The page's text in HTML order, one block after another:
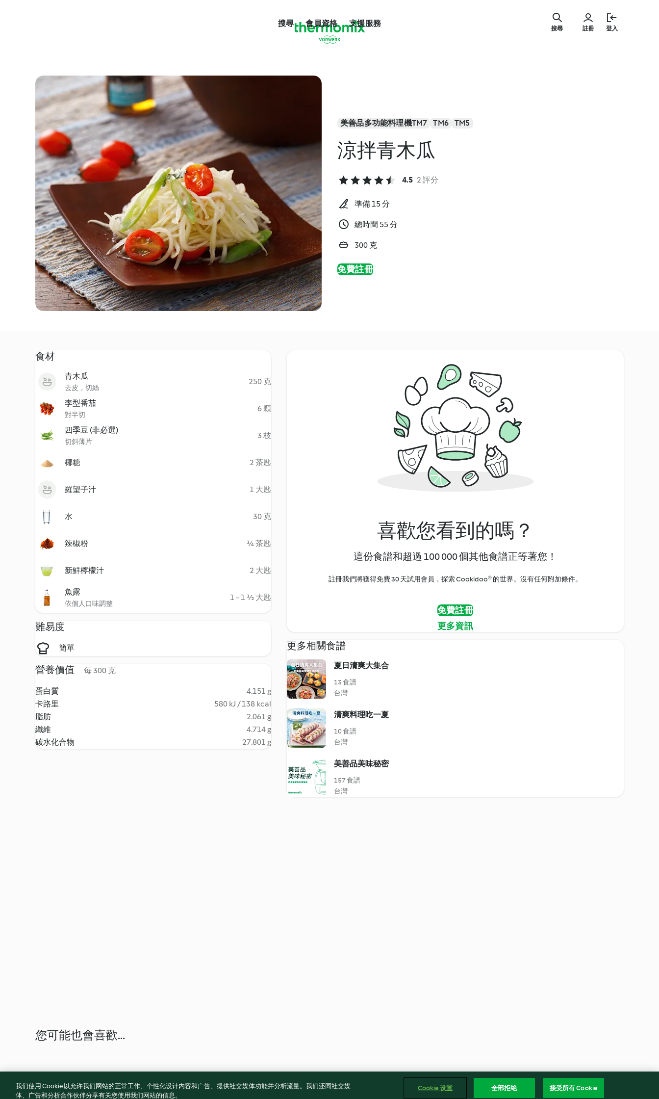
搜尋 會員資格 支援服務
註冊 登入
搜尋
美善品多功能料理機TM7 TM6 TM5
涼拌青木瓜
4.5 2 評分
準備 15 分
總時間 55 分
300 克
免費註冊
食材
青木瓜
去皮，切絲
250 克
李型番茄
對半切
6 顆
四季豆 (非必選)
切斜薄片
3 枝
椰糖 2 茶匙
羅望子汁 1 大匙
水 30 克
辣椒粉 ¼ 茶匙
新鮮檸檬汁 2 大匙
魚露
依個人口味調整
1 - 1 ½ 大匙
難易度
簡單
營養價值 每 300 克
蛋白質
4.151 g
卡路里
580 kJ / 138 kcal
脂肪
2.061 g
纖維
4.714 g
碳水化合物
27.801 g
喜歡您看到的嗎？
這份食譜和超過 100 000 個其他食譜正等著您！
註冊我們將獲得免費 30 天試用會員，探索 Cookidoo® 的世界。沒有任何附加條件。
免費註冊
更多資訊
更多相關食譜
夏日清爽大集合
13 食譜
台灣
清爽料理吃一夏
10 食譜
台灣
美善品美味秘密
157 食譜
台灣
您可能也會喜歡...
我们使用 Cookie 以允许我们网站的正常工作、个性化设计内容和广告、提供社交媒体功能并分析流量。我们还同社交媒
体、广告和分析合作伙伴分享有关您使用我们网站的信息。
Cookie 设置 全部拒绝 接受所有 Cookie